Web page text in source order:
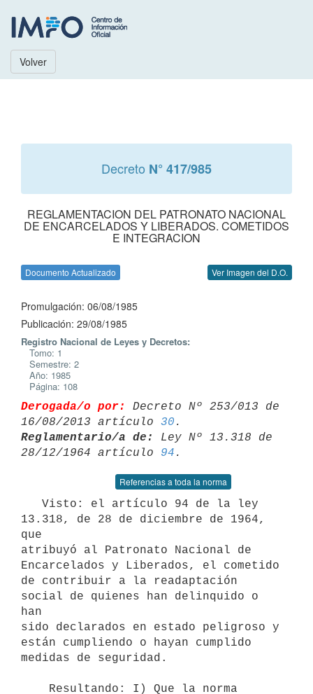
Volver
Decreto N° 417/985
REGLAMENTACION DEL PATRONATO NACIONAL
DE ENCARCELADOS Y LIBERADOS. COMETIDOS
E INTEGRACION
Documento Actualizado Ver Imagen del D.O.
Promulgación: 06/08/1985
Publicación: 29/08/1985
Registro Nacional de Leyes y Decretos:
Tomo: 1
Semestre: 2
Año: 1985
Página: 108
Derogada/o por:
Decreto Nº 253/013 de
16/08/2013 artículo 30
Reglamentario/a de:
Ley Nº 13.318 de
28/12/1964 artículo 94
Referencias a toda la norma
13.318, de 28 de diciembre de 1964,
que
atribuyó al Patronato Nacional de
Encarcelados y Liberados, el cometido
de contribuir a la readaptación
social de quienes han delinquido o
han
sido declarados en estado peligroso y
están cumpliendo o hayan cumplido
medidas de seguridad.